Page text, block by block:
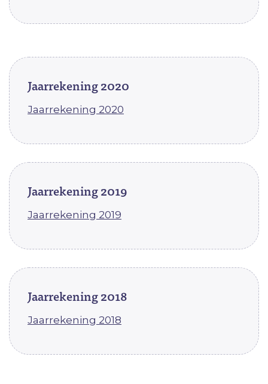
Jaarrekening 2020
Jaarrekening 2020
Jaarrekening 2019
Jaarrekening 2019
Jaarrekening 2018
Jaarrekening 2018